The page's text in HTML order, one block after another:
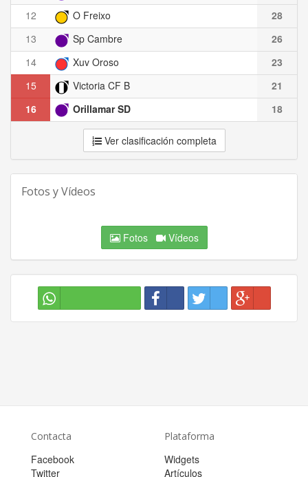
12
O Freixo
28
13
Sp Cambre
26
14
Xuv Oroso
23
15
Victoria CF B
21
16
Orillamar SD 18
Ver clasificación completa
Fotos y Vídeos
Fotos Vídeos
Contacta
Facebook
Twitter
Plataforma
Widgets
Artículos